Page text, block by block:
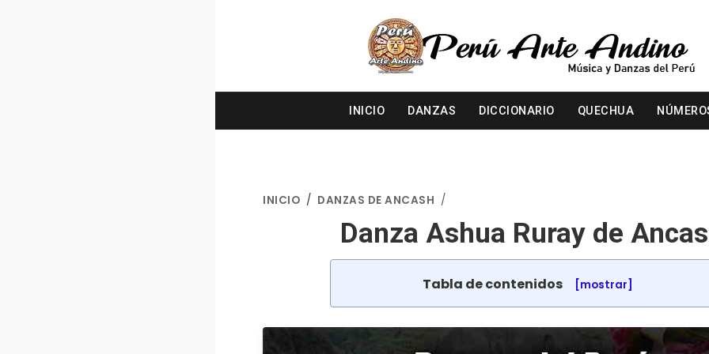
INICIO DANZAS DICCIONARIO QUECHUA
INICIO / DANZAS DE ANCASH /
Danza Ashua Ruray de
Tabla de contenidos [mostrar]